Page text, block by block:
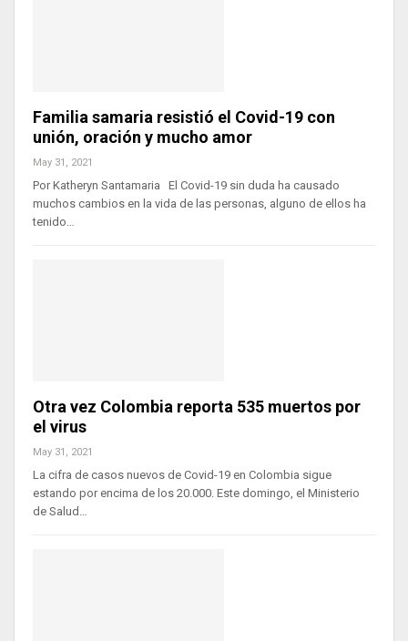
Familia samaria resistió el Covid-19 con
unión, oración y mucho amor
May 31, 2021
Por Katheryn Santamaria El Covid-19 sin duda ha causado
muchos cambios en la vida de las personas, alguno de ellos ha
tenido…
Otra vez Colombia reporta 535 muertos por
el virus
May 31, 2021
La cifra de casos nuevos de Covid-19 en Colombia sigue
estando por encima de los 20.000. Este domingo, el Ministerio
de Salud…